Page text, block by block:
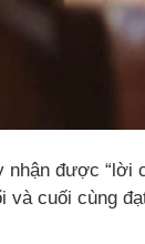
nhận được “lời
và cuối cùng